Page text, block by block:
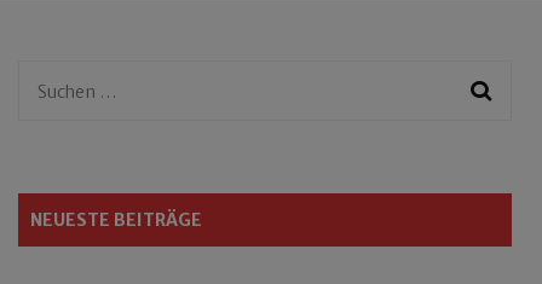
Suchen
NEUESTE BEITRÄGE